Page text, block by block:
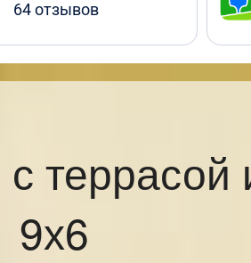
64отзывов
террасой
9х6